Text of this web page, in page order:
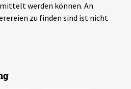
werden können. An
zu finden sind ist nicht